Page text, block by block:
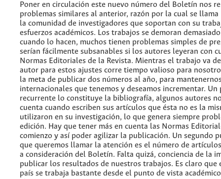
Poner en circulación este nuevo número del Boletín nos
problemas similares al anterior, razón por la cual se llama
la comunidad de investigadores que soportan con su
esfuerzos académicos. Los trabajos se demoran
cuando lo hacen, muchos tienen problemas simples de
serían fácilmente subsanables si los autores leyeran con
Normas Editoriales de la Revista. Mientras el trabajo va
autor para estos ajustes corre tiempo valioso para
la meta de publicar dos números al año, para
internacionales que tenemos y deseamos incrementar. Un
recurrente lo constituye la bibliografía, algunos autores
cuenta cuando escriben sus artículos que ésta no es la
utilizaron en su investigación, lo que genera siempre
edición. Hay que tener más en cuenta las Normas
comienzo y así poder agilizar la publicación. Un segundo
que queremos llamar la atención es el número de
a consideración del Boletín. Falta quizá, conciencia de la
publicar los resultados de nuestros trabajos. Es claro que
país se trabaja bastante desde el punto de vista